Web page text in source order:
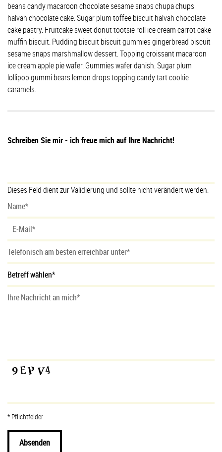
beans candy macaroon chocolate sesame snaps chupa chups
halvah chocolate cake. Sugar plum toffee biscuit halvah chocolate
cake pastry. Fruitcake sweet donut tootsie roll ice cream carrot cake
muffin biscuit. Pudding biscuit biscuit gummies gingerbread biscuit
sesame snaps marshmallow dessert. Topping croissant macaroon
ice cream apple pie wafer. Gummies wafer danish. Sugar plum
lollipop gummi bears lemon drops topping candy tart cookie
caramels.
Schreiben Sie mir - ich freue mich auf Ihre Nachricht!
Dieses Feld dient zur Validierung und sollte nicht verändert werden.
* Pflichtfelder